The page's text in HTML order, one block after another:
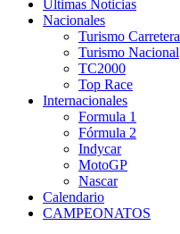
Últimas Noticias
Nacionales
Turismo Carretera
Turismo Nacional
TC2000
Top Race
Internacionales
Formula 1
Fórmula 2
Indycar
MotoGP
Nascar
Calendario
CAMPEONATOS